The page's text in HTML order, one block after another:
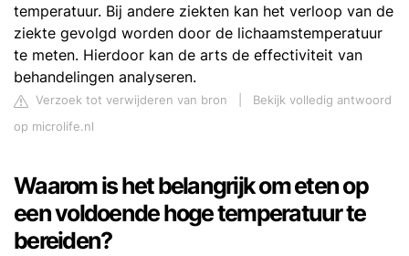
temperatuur. Bij andere ziekten kan het verloop van de
ziekte gevolgd worden door de lichaamstemperatuur
te meten. Hierdoor kan de arts de effectiviteit van
behandelingen analyseren.
Verzoek tot verwijderen van bron
Bekijk volledig antwoord
op microlife.nl
Waarom is het belangrijk om eten op
een voldoende hoge temperatuur te
bereiden?